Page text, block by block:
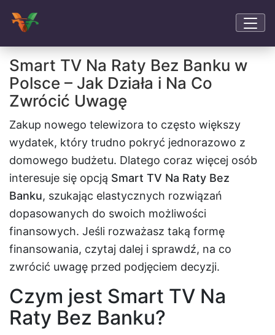
Smart TV Na Raty Bez Banku w
Polsce – Jak Działa i Na Co
Zwrócić Uwagę
Zakup nowego telewizora to często większy
wydatek, który trudno pokryć jednorazowo z
domowego budżetu. Dlatego coraz więcej osób
interesuje się opcją Smart TV Na Raty Bez
Banku, szukając elastycznych rozwiązań
dopasowanych do swoich możliwości
finansowych. Jeśli rozważasz taką formę
finansowania, czytaj dalej i sprawdź, na co
zwrócić uwagę przed podjęciem decyzji.
Czym jest Smart TV Na
Raty Bez Banku?